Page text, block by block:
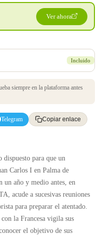
Ver ahora
Incluido
siempre en la plataforma antes
Telegram Copiar enlace
para que un
Carlos I en Palma de
un año y medio antes, en
acude a sucesivas reuniones
para preparar el atentado.
la Francesa vigila sus
el objetivo de sus